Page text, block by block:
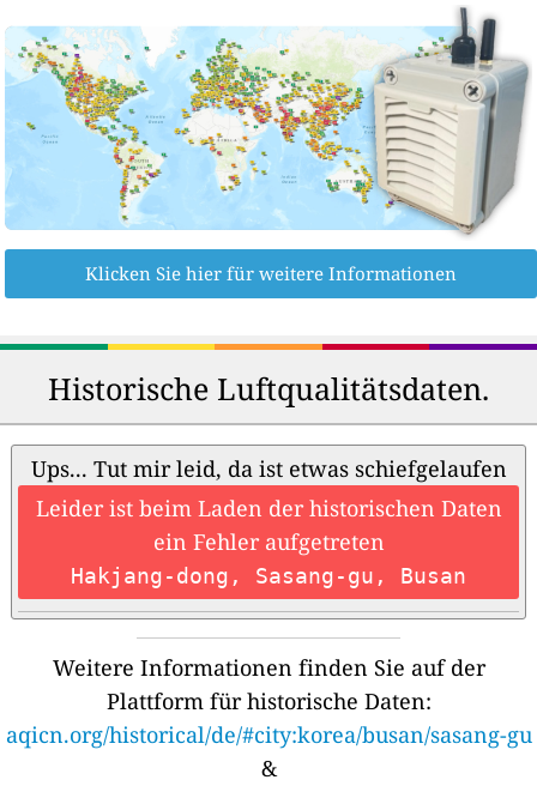
Klicken Sie hier für weitere Informationen
Historische Luftqualitätsdaten.
Ups... Tut mir leid, da ist etwas schiefgelaufen
Leider ist beim Laden der historischen Daten
ein Fehler aufgetreten
Hakjang-dong, Sasang-gu, Busan
Weitere Informationen finden Sie auf der
Plattform für historische Daten:
aqicn.org/historical/de/#city:korea/busan/sasang-gu
&